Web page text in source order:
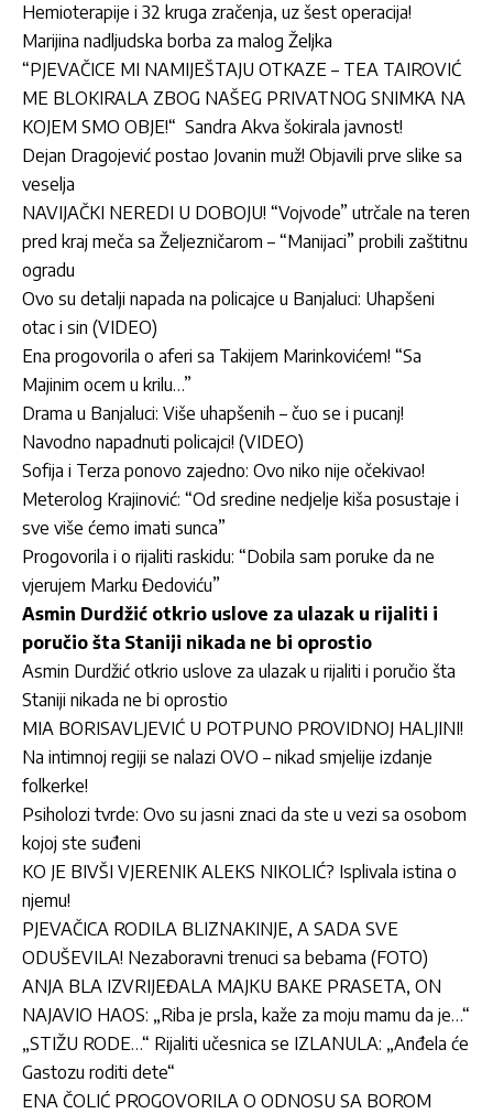
Hemioterapije i 32 kruga zračenja, uz šest operacija!
Marijina nadljudska borba za malog Željka
“PJEVAČICE MI NAMIJEŠTAJU OTKAZE – TEA TAIROVIĆ
ME BLOKIRALA ZBOG NAŠEG PRIVATNOG SNIMKA NA
KOJEM SMO OBJE!“ Sandra Akva šokirala javnost!
Dejan Dragojević postao Jovanin muž! Objavili prve slike sa
veselja
NAVIJAČKI NEREDI U DOBOJU! “Vojvode” utrčale na teren
pred kraj meča sa Željezničarom – “Manijaci” probili zaštitnu
ogradu
Ovo su detalji napada na policajce u Banjaluci: Uhapšeni
otac i sin (VIDEO)
Ena progovorila o aferi sa Takijem Marinkovićem! “Sa
Majinim ocem u krilu…”
Drama u Banjaluci: Više uhapšenih – čuo se i pucanj!
Navodno napadnuti policajci! (VIDEO)
Sofija i Terza ponovo zajedno: Ovo niko nije očekivao!
Meterolog Krajinović: “Od sredine nedjelje kiša posustaje i
sve više ćemo imati sunca”
Progovorila i o rijaliti raskidu: “Dobila sam poruke da ne
vjerujem Marku Đedoviću”
Asmin Durdžić otkrio uslove za ulazak u rijaliti i
poručio šta Staniji nikada ne bi oprostio
Asmin Durdžić otkrio uslove za ulazak u rijaliti i poručio šta
Staniji nikada ne bi oprostio
MIA BORISAVLJEVIĆ U POTPUNO PROVIDNOJ HALJINI!
Na intimnoj regiji se nalazi OVO – nikad smjelije izdanje
folkerke!
Psiholozi tvrde: Ovo su jasni znaci da ste u vezi sa osobom
kojoj ste suđeni
KO JE BIVŠI VJERENIK ALEKS NIKOLIĆ? Isplivala istina o
njemu!
PJEVAČICA RODILA BLIZNAKINJE, A SADA SVE
ODUŠEVILA! Nezaboravni trenuci sa bebama (FOTO)
ANJA BLA IZVRIJEĐALA MAJKU BAKE PRASETA, ON
NAJAVIO HAOS: „Riba je prsla, kaže za moju mamu da je…“
„STIŽU RODE…“ Rijaliti učesnica se IZLANULA: „Anđela će
Gastozu roditi dete“
ENA ČOLIĆ PROGOVORILA O ODNOSU SA BOROM